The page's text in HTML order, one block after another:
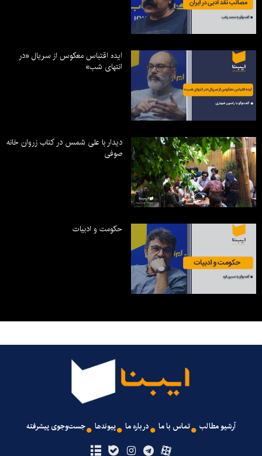
ایده اقتباس معکوس از سریال «در
انتهای شب»
دیدار با علی شمس در کتاب زروان خانه
صوفی
حکومت و ادبیات
آرشیو مطالب تماس با ما درباره ما پیوندها جست‌وجوی پیشرفته